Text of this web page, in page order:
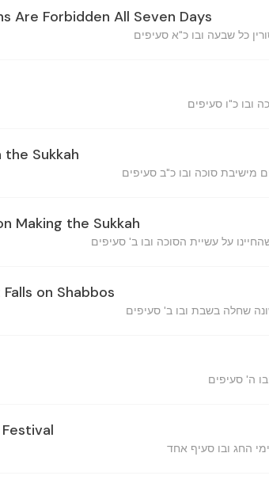
Are Forbidden All Seven Days
Sukkah
Making the Sukkah
on Shabbos